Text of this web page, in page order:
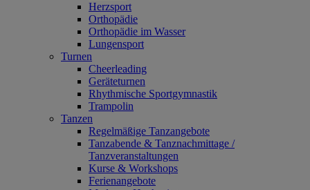
Herzsport
Orthopädie
Orthopädie im Wasser
Lungensport
Turnen
Cheerleading
Geräteturnen
Rhythmische Sportgymnastik
Trampolin
Tanzen
Regelmäßige Tanzangebote
Tanzabende & Tanznachmittage /
Tanzveranstaltungen
Kurse & Workshops
Ferienangebote